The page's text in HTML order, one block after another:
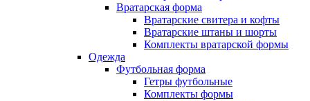
Вратарская форма
Вратарские свитера и кофты
Вратарские штаны и шорты
Комплекты вратарской формы
Одежда
Футбольная форма
Гетры футбольные
Комплекты формы